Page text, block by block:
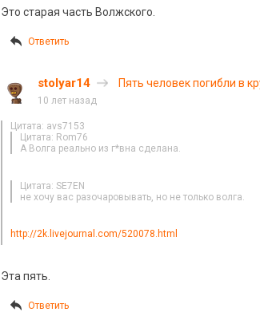
Это старая часть Волжского.
Ответить
stolyar14 Пять человек погибли в
10 лет назад
Цитата: avs7153
Цитата: Rom76
А Волга реально из г*вна сделана.
Цитата: SE7EN
не хочу вас разочаровывать, но не только волга.
http://2k.livejournal.com/520078.html
Эта пять.
Ответить